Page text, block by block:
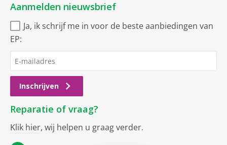
Aanmelden nieuwsbrief
Ja, ik schrijf me in voor de beste aanbiedingen van
EP:
Inschrijven
Reparatie of vraag?
Klik hier, wij helpen u graag verder.